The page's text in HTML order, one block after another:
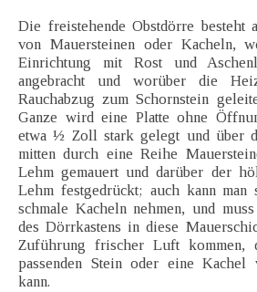
Die freistehende Obstdörre besteht
von Mauersteinen oder Kacheln,
Einrichtung mit Rost und
angebracht und worüber die
Rauchabzug zum Schornstein
Ganze wird eine Platte ohne
etwa ½ Zoll stark gelegt und über
mitten durch eine Reihe
Lehm gemauert und darüber der
Lehm festgedrückt; auch kann man
schmale Kacheln nehmen, und
des Dörrkastens in diese
Zuführung frischer Luft kommen,
passenden Stein oder eine Kachel
kann.